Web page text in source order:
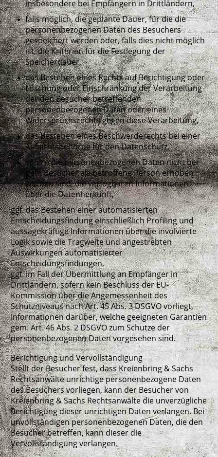
insbesondere bei Empfängern in Drittländern,
falls möglich, die geplante Dauer, für die die
personenbezogenen Daten des Besuchers
gespeichert werden oder, falls dies nicht möglich
ist, die Kriterien für die Festlegung der
Speicherdauer,
das Bestehen eines Rechts auf Berichtigung oder
Löschung oder Einschränkung der Verarbeitung
der den Besucher betreffenden
personenbezogenen Daten oder eines
Widerspruchsrechts gegen diese Verarbeitung,
das Bestehen eines Beschwerderechts bei einer
Aufsichtsbehörde für den Datenschutz,
sofern die personenbezogenen Daten nicht bei
dem Besucher als betroffene Person erhoben
worden sind, die verfügbaren Informationen
über die Datenherkunft,
ggf. das Bestehen einer automatisierten
Entscheidungsfindung einschließlich Profiling und
aussagekräftige Informationen über die involvierte
Logik sowie die Tragweite und angestrebten
Auswirkungen automatisierter
Entscheidungsfindungen,
ggf. im Fall der Übermittlung an Empfänger in
Drittländern, sofern kein Beschluss der EU-
Kommission über die Angemessenheit des
Schutzniveaus nach Art. 45 Abs. 3 DSGVO vorliegt,
Informationen darüber, welche geeigneten Garantien
gem. Art. 46 Abs. 2 DSGVO zum Schutze der
personenbezogenen Daten vorgesehen sind.
Berichtigung und Vervollständigung
Stellt der Besucher fest, dass Kreienbring & Sachs
Rechtsanwälte unrichtige personenbezogene Daten
des Besuchers vorliegen, kann der Besucher von
Kreienbring & Sachs Rechtsanwälte die unverzügliche
Berichtigung dieser unrichtigen Daten verlangen. Bei
unvollständigen personenbezogenen Daten, die den
Besucher betreffen, kann dieser die
Vervollständigung verlangen.